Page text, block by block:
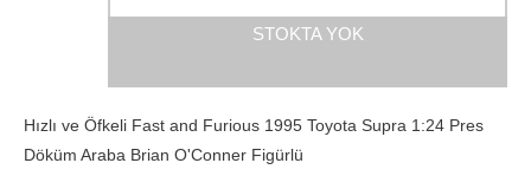
STOKTA YOK
Hızlı ve Öfkeli Fast and Furious 1995 Toyota Supra 1:24 Pres
Döküm Araba Brian O'Conner Figürlü